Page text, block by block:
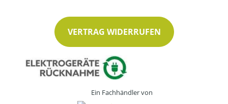
VERTRAG WIDERRUFEN
Ein Fachhändler von